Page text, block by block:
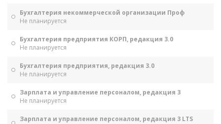
Бухгалтерия некоммерческой организации Проф
Не планируется
Бухгалтерия предприятия КОРП, редакция 3.0
Не планируется
Бухгалтерия предприятия, редакция 3.0
Не планируется
Зарплата и управление персоналом, редакция 3
Не планируется
Зарплата и управление персоналом, редакция 3 LTS